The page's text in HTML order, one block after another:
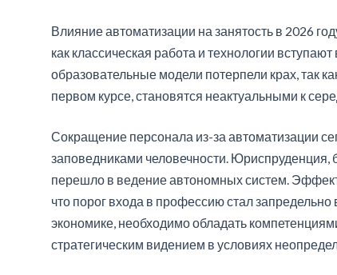
Влияние автоматизации на занятость в 2026
как классическая работа и технологии
образовательные модели потерпели крах, так
первом курсе, становятся неактуальными к
Сокращение персонала из-за автоматизации
заповедниками человечности. Юриспруденция,
перешло в ведение автономных систем.
что порог входа в профессию стал
экономике, необходимо обладать
стратегическим видением в условиях